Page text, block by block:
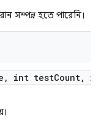
সম্পন্ন হতে পারেনি।
, int testCount,